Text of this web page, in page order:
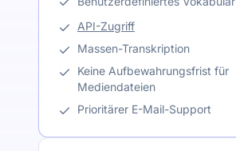
API-Zugriff
Massen-Transkription
Keine Aufbewahrungsfrist für
Mediendateien
Prioritärer E-Mail-Support